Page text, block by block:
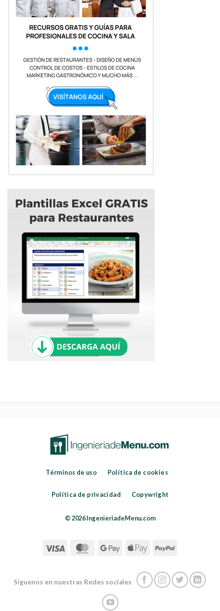
Términos de uso Política de cookies
Política de privacidad Copywright
© 2026 IngenieriadeMenu.com
Síguenos en nuestras Redes sociales